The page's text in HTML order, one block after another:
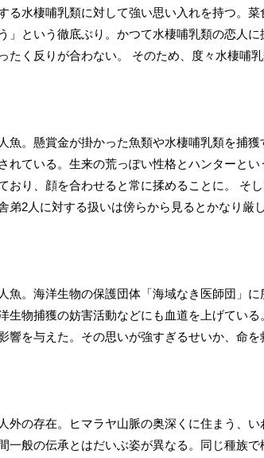
る水棲哺乳類に対して強い思い入れを持つ。
」という徹底ぶり。かつて水棲哺乳類の恋人
たく反りが合わない。 そのため、度々水棲哺
魚。懸賞金が掛かった魚類や水棲哺乳類を捕
れている。生来の荒っぽい性格とハンターと
おり、顔を合わせると常に揉めることに。 そ
弟2人に対する扱いは傍らから見るとかなり厳
魚。海洋生物の保護団体「海域なき医師団」
生物捕獲の妨害活動などにも血道を上げてい
響を与えた。その思いが強すぎるせいか、命
外の存在。ヒマラヤ山脈の奥深くに住まう、
一般の伝承とはだいぶ姿が異なる。同じ種族